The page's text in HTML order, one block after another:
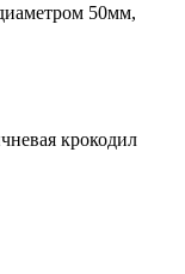
50мм,
крокодил